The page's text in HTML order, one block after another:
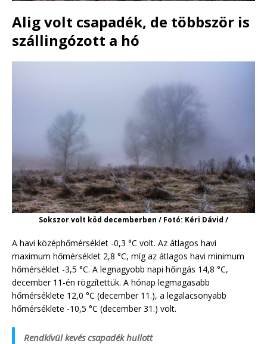
Alig volt csapadék, de többször is
szállingózott a hó
Sokszor volt köd decemberben / Fotó: Kéri Dávid /
A havi középhőmérséklet -0,3 °C volt. Az átlagos havi
maximum hőmérséklet 2,8 °C, míg az átlagos havi minimum
hőmérséklet -3,5 °C. A legnagyobb napi hőingás 14,8 °C,
december 11-én rögzítettük. A hónap legmagasabb
hőmérséklete 12,0 °C (december 11.), a legalacsonyabb
hőmérséklete -10,5 °C (december 31.) volt.
Rendkívül kevés csapadék hullott